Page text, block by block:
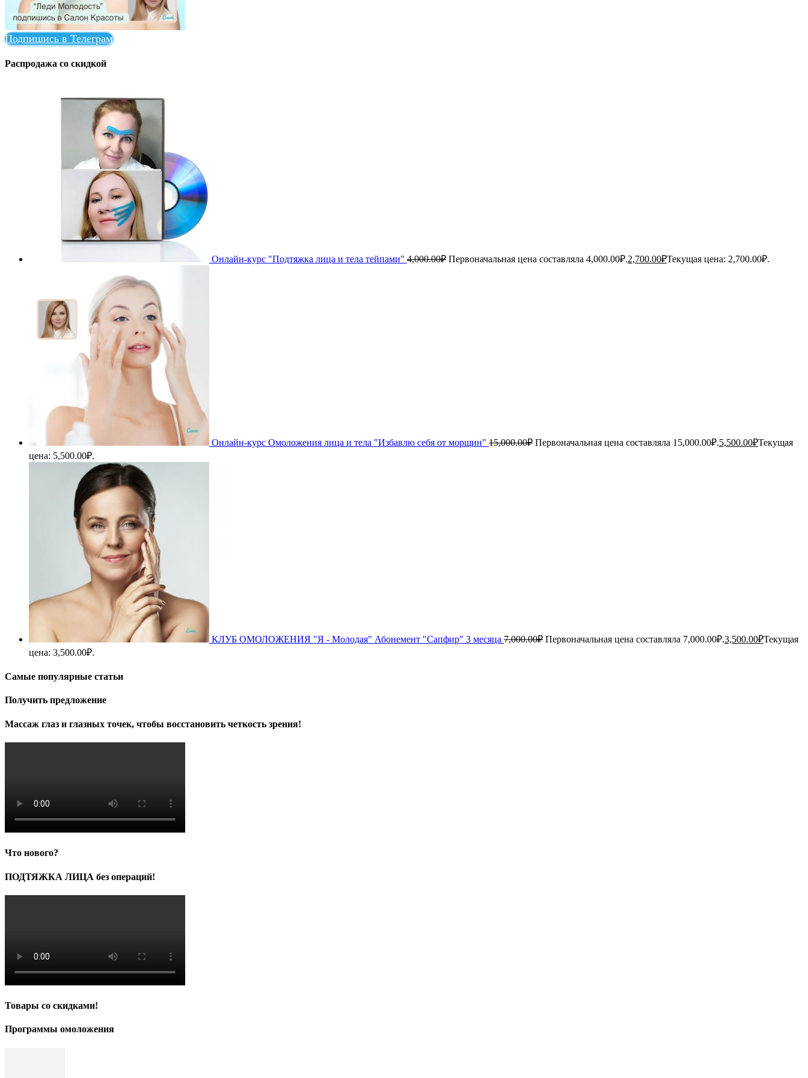
Подпишись в Телеграм
Распродажа со скидкой
Онлайн-курс "Подтяжка лица и тела тейпами" 4,000.00₽ Первоначальная цена составляла 4,000.00₽.2,700.00₽Текущая цена: 2,700.00₽.
Онлайн-курс Омоложения лица и тела "Избавлю себя от морщин" 15,000.00₽ Первоначальная цена составляла 15,000.00₽.5,500.00₽Текущая
цена: 5,500.00₽.
КЛУБ ОМОЛОЖЕНИЯ "Я - Молодая" Абонемент "Сапфир" 3 месяца 7,000.00₽ Первоначальная цена составляла 7,000.00₽.3,500.00₽Текущая
цена: 3,500.00₽.
Самые популярные статьи
Получить предложение
Массаж глаз и глазных точек, чтобы восстановить четкость зрения!
Что нового?
ПОДТЯЖКА ЛИЦА без операций!
Товары со скидками!
Программы омоложения